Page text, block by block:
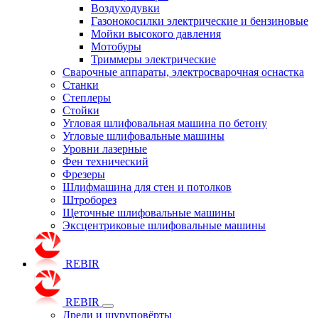
Воздуходувки
Газонокосилки электрические и бензиновые
Мойки высокого давления
Мотобуры
Триммеры электрические
Сварочные аппараты, электросварочная оснастка
Станки
Степлеры
Стойки
Угловая шлифовальная машина по бетону
Угловые шлифовальные машины
Уровни лазерные
Фен технический
Фрезеры
Шлифмашина для стен и потолков
Штроборез
Щеточные шлифовальные машины
Эксцентриковые шлифовальные машины
REBIR
REBIR
Дрели и шуруповёрты